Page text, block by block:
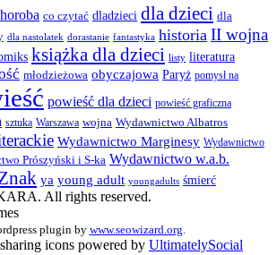
co czytać dladzieci dla dzieci dla
dla nastolatek dorastanie fantastyka historia II wojna
książka dla dzieci listy literatura
młodzieżowa obyczajowa Paryż pomysł na
powieść dla dzieci powieść graficzna
sztuka Warszawa wojna Wydawnictwo Albatros
Wydawnictwo Marginesy Wydawnictwo
Prószyński i S-ka Wydawnictwo w.a.b.
ya young adult youngadults śmierć
All rights reserved.
plugin by www.seowizard.org
icons powered by UltimatelySocial